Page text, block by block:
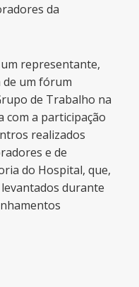
da
representante,
um fórum
de Trabalho na
com a participação
realizados
e de
do Hospital, que,
durante